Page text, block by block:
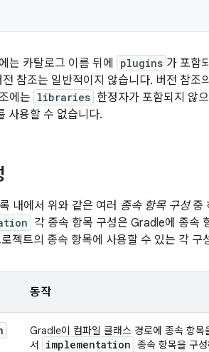
는 카탈로그 이름 뒤에 plugins 가 포함
참조는 일반적이지 않습니다. 버전 참조
에는 libraries 한정자가 포함되지 않
사용할 수 없습니다.
내에서 위와 같은 여러 종속 항목 구성중
각 종속 항목 구성은 Gradle에 종속
젝트의 종속 항목에 사용할 수 있는 각 구
동작
Gradle이 컴파일 클래스 경로에 종속 항목
서
implementation 종속 항목을 구